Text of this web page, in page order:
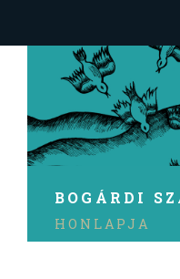
BOGÁRDI
HONLAPJA